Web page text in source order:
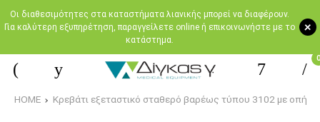
+
Oι διαθεσιμότητες στα καταστήματα λιανικής μπορεί να διαφέρουν.
Για καλύτερη εξυπηρέτηση, παραγγείλετε online ή επικοινωνήστε με το
κατάστημα.
0
HOME Κρεβάτι εξεταστικό σταθερό βαρέως τύπου 3102 με οπή